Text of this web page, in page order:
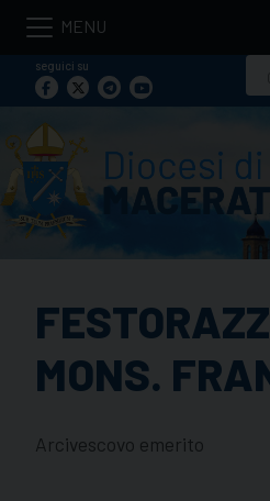
Skip
contentseguici su
per:
MONS.
Arcivescovo emerito